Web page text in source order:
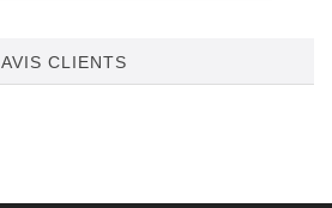
AVIS CLIENTS